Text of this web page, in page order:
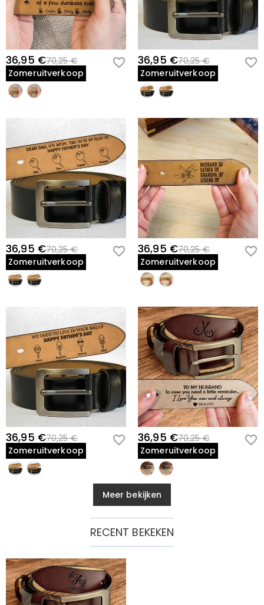
36,95 €70,25 €
Zomeruitverkoop
36,95 €70,25 €
Zomeruitverkoop
36,95 €70,25 €
Zomeruitverkoop
36,95 €70,25 €
Zomeruitverkoop
36,95 €70,25 €
Zomeruitverkoop
36,95 €70,25 €
Zomeruitverkoop
Meer bekijken
RECENT BEKEKEN